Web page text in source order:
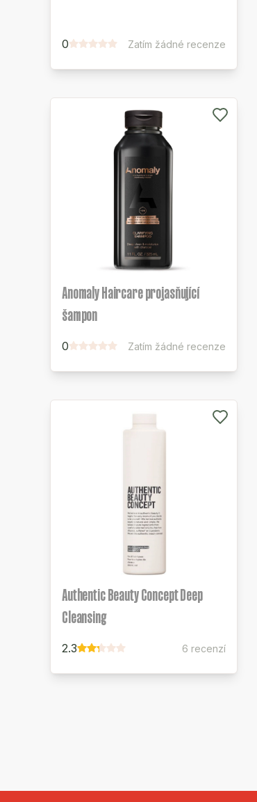
0 Zatím žádné recenze
Anomaly Haircare projasňující
šampon
0 Zatím žádné recenze
Authentic Beauty Concept Deep
Cleansing
2.3 6 recenzí